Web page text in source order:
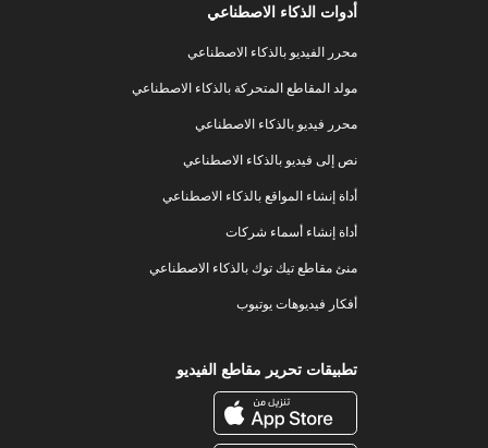
أدوات الذكاء الاصطناعي
محرر الفيديو بالذكاء الاصطناعي
مولد المقاطع المتحركة بالذكاء الاصطناعي
محرر فيديو بالذكاء الاصطناعي
نص إلى فيديو بالذكاء الاصطناعي
أداة إنشاء المواقع بالذكاء الاصطناعي
أداة إنشاء أسماء شركات
منئ مقاطع تيك توك بالذكاء الاصطناعي
أفكار فيديوهات يوتيوب
تطبيقات تحرير مقاطع الفيديو